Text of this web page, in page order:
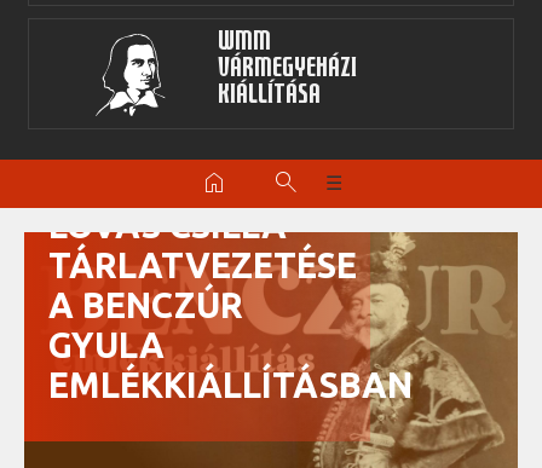
WMM
Vármegyeházi
kiállítása
home search ☰
LOVAS CSILLA
TÁRLATVEZETÉSE
A BENCZÚR
GYULA
EMLÉKKIÁLLÍTÁSBAN